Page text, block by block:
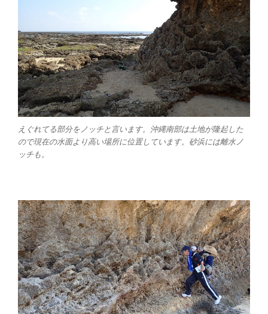
えぐれてる部分をノッチと言います。沖縄南部は土地が隆起した
ので現在の水面より高い場所に位置しています。砂浜には離水ノ
ッチも。